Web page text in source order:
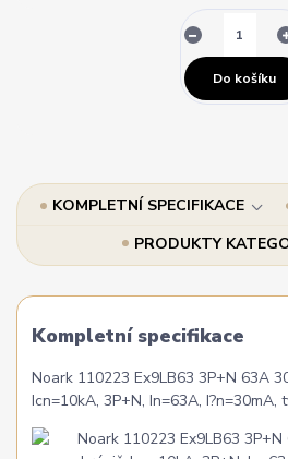
Do košíku
KOMPLETNÍ SPECIFIKACE
PRODUKTY
Kompletní specifikace
Noark 110223 Ex9LB63 3P+N 63A
Icn=10kA, 3P+N, In=63A, I?n=30mA,